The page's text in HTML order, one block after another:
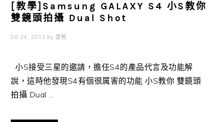
[教學]Samsung GALAXY S4 小S教你
雙鏡頭拍攝 Dual Shot
06 24, 2013 by 雲爸
小S接受三星的邀請，擔任S4的產品代言及功能解
說，這時他發現S4有個很厲害的功能 小S教你 雙鏡頭
拍攝 Dual ...